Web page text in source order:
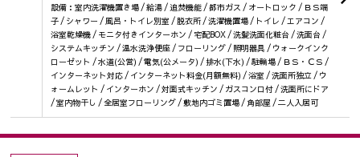
設備：室内洗濯機置き場 / 給湯 / 追焚機能 / 都市ガス / オートロック / ＢＳ端
子 / シャワー / 風呂・トイレ別室 / 脱衣所 / 洗濯機置場 / トイレ / エアコン /
浴室乾燥機 / モニタ付きインターホン / 宅配BOX / 洗髪洗面化粧台 / 洗面台 /
システムキッチン / 温水洗浄便座 / フローリング / 照明器具 / ウォークインク
ローゼット / 水道(公営) / 電気(公メータ) / 排水(下水) / 駐輪場 / ＢＳ・ＣＳ /
インターネット対応 / インターネット料金(月額無料) / 浴室 / 洗面所独立 / ウ
ォームレット / インターホン / 対面式キッチン / ガスコンロ付 / 洗面所にドア
/ 室内物干し / 全居室フローリング / 敷地内ゴミ置場 / 角部屋 / 二人入居可